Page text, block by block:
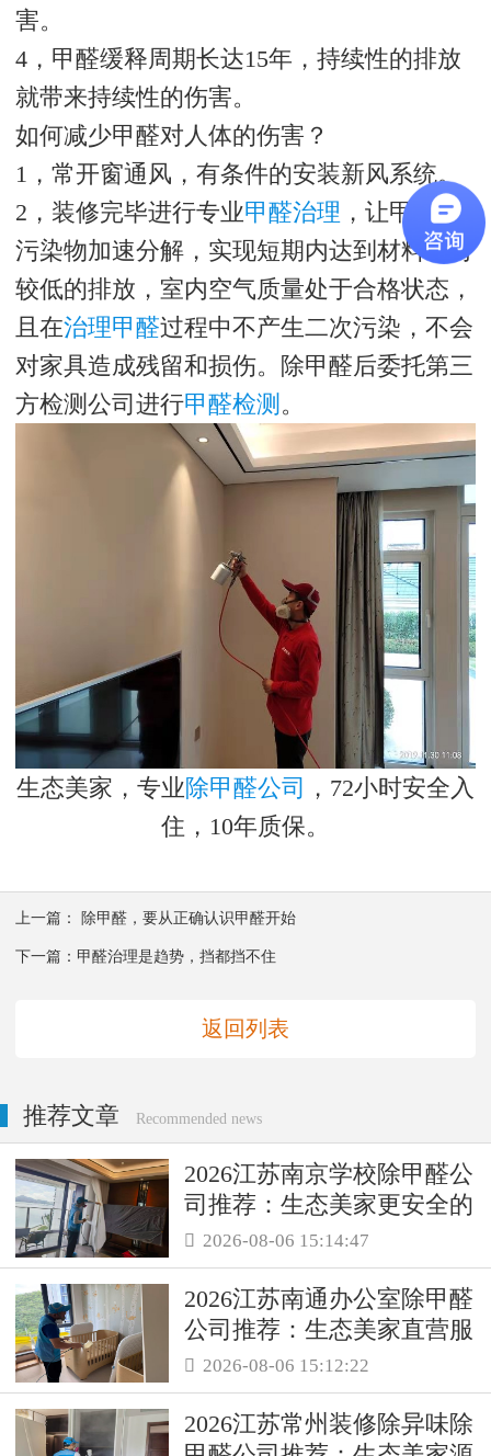
害。
4，甲醛缓释周期长达15年，持续性的排放
就带来持续性的伤害。
如何减少甲醛对人体的伤害？
1，常开窗通风，有条件的安装新风系统。
2，装修完毕进行专业甲醛治理 ，让甲醛等
污染物加速分解，实现短期内达到材料相对
较低的排放，室内空气质量处于合格状态，
且在治理甲醛过程中不产生二次污染，不会
对家具造成残留和损伤。除甲醛后委托第三
方检测公司进行甲醛检测 。
生态美家，专业除甲醛公司 ，72小时安全入
住，10年质保。
上一篇： 除甲醛，要从正确认识甲醛开始
下一篇： 甲醛治理是趋势，挡都挡不住
返回列表
推荐文章 Recommended news
2026江苏南京学校除甲醛公
司推荐：生态美家更安全的
母婴级治理服务！
 2026-08-06 15:14:47
2026江苏南通办公室除甲醛
公司推荐：生态美家直营服
务保障职场空气品质
 2026-08-06 15:12:22
2026江苏常州装修除异味除